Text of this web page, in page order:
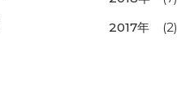
2017年
(2)